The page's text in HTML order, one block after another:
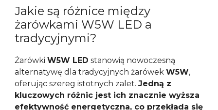
Jakie są różnice między
żarówkami W5W LED a
tradycyjnymi?
Żarówki W5W LED stanowią nowoczesną
alternatywę dla tradycyjnych żarówek W5W,
oferując szereg istotnych zalet. Jedną z
kluczowych różnic jest ich znacznie wyższa
efektywność energetyczna, co przekłada się